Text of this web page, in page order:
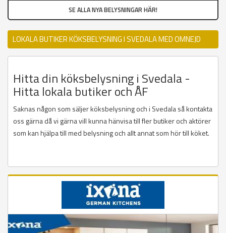
SE ALLA NYA BELYSNINGAR HÄR!
LOKALA BUTIKER KÖKSBELYSNING I SVEDALA MED OMNEJD
Hitta din köksbelysning i Svedala -
Hitta lokala butiker och ÅF
Saknas någon som säljer köksbelysning och i Svedala så kontakta
oss gärna då vi gärna vill kunna hänvisa till fler butiker och aktörer
som kan hjälpa till med belysning och allt annat som hör till köket.